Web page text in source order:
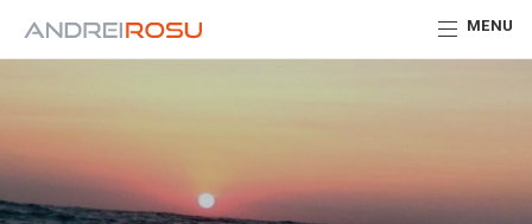
MENU